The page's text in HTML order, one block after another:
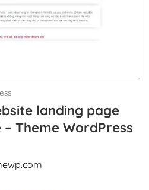
landing page
Theme WordPress